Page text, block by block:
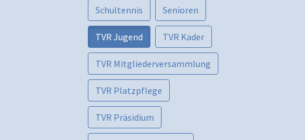
Schultennis Senioren
TVR Jugend TVR Kader
TVR Mitgliederversammlung
TVR Platzpflege
TVR Präsidium